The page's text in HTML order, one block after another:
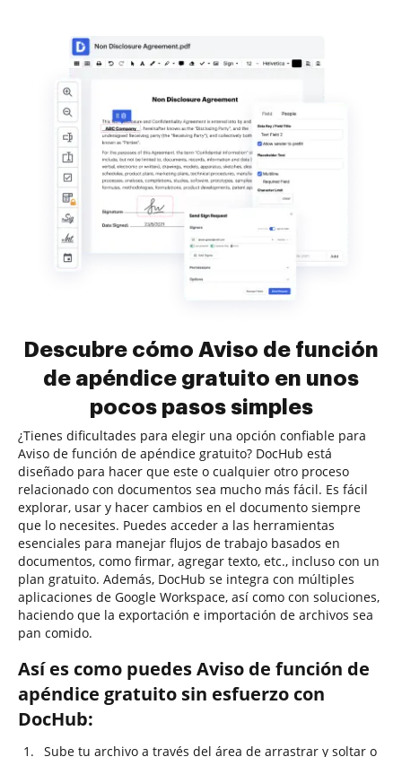
Descubre cómo Aviso de función
de apéndice gratuito en unos
pocos pasos simples
¿Tienes dificultades para elegir una opción confiable para
Aviso de función de apéndice gratuito? DocHub está
diseñado para hacer que este o cualquier otro proceso
relacionado con documentos sea mucho más fácil. Es fácil
explorar, usar y hacer cambios en el documento siempre
que lo necesites. Puedes acceder a las herramientas
esenciales para manejar flujos de trabajo basados en
documentos, como firmar, agregar texto, etc., incluso con un
plan gratuito. Además, DocHub se integra con múltiples
aplicaciones de Google Workspace, así como con soluciones,
haciendo que la exportación e importación de archivos sea
pan comido.
Así es como puedes Aviso de función de
apéndice gratuito sin esfuerzo con
DocHub:
Sube tu archivo a través del área de arrastrar y soltar o